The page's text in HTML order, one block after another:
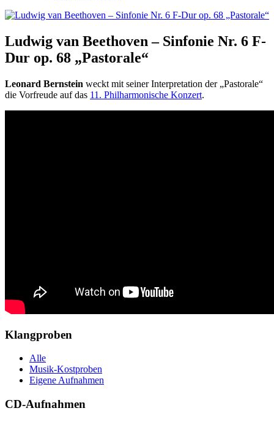
Ludwig van Beethoven – Sinfonie Nr. 6 F-
Dur op. 68 „Pastorale“
Leonard Bernstein weckt mit seiner Interpretation der „Pastorale“
die Vorfreude auf das 11. Phil­harmonische Konzert.
Klangproben
Alle
Musik-Kostproben
Eigene Aufnahmen
CD-Aufnahmen